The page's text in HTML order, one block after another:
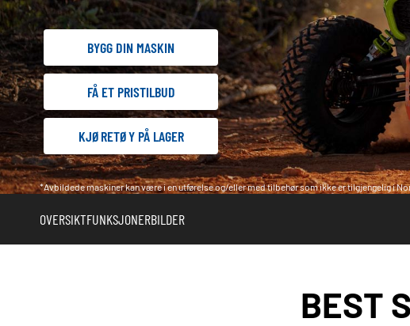
BYGG DIN MASKIN
FÅ ET PRISTILBUD
KJØRETØY PÅ LAGER
*Avbildede maskiner kan være i en utførelse og/eller med tilbehør som ikke er tilgjengelig i
OVERSIKTFUNKSJONERBILDER
BEST